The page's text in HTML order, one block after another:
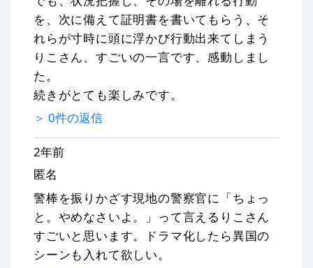
を、次に備えて証明書を書いてもらう、そ
れらが寸時に頭に浮かび行動出来てしまう
りこさん、すごいの一言です、感動しまし
た。
続きがとても楽しみです。
＞ 0件の返信
2年前
匿名
警棒を振りかざす現地の警察官に「ちょっ
と。やめなさいよ。」って言えるりこさん
すごいと思います。ドラマ化したら異国の
シーンも入れて欲しい。